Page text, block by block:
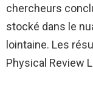
chercheurs
stocké dans le
lointaine. Les
Physical Review